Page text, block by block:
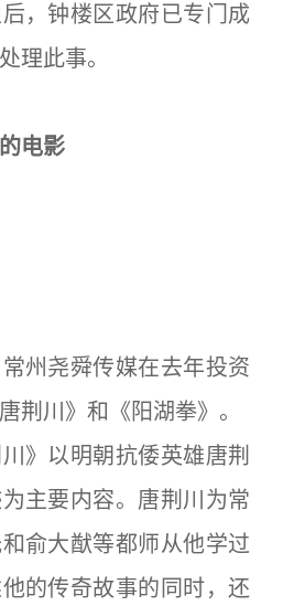
，钟楼区政府已专门成
理此事。
电影
尧舜传媒在去年投资
荆川》和《阳湖拳》。
以明朝抗倭英雄唐荆
主要内容。唐荆川为常
俞大猷等都师从他学过
的传奇故事的同时，还